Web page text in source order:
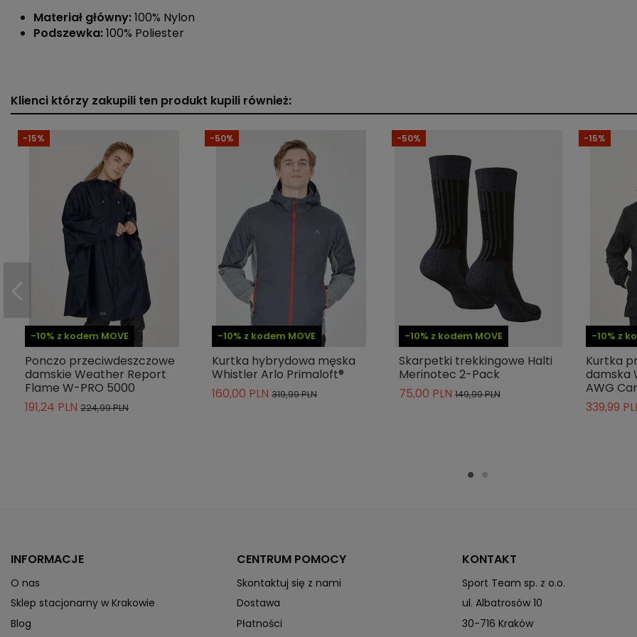
Materiał główny:100% Nylon
Podszewka:100% Poliester
Typ produktu
Materiał dominujący
Długość rękawa
Długi rękaw
Wiatroszczelność
Rodzaj zapięcia
Zamek pełny
Z kieszeniami
Technologia
PrimaLoft®
IndeksW231130-2105
ean135715350203579
» Podmiot odpowiedzialny
Klienci którzy zakupili ten produkt kupili również:
-10% z kodem MOVE
-15%
Ponczo przeciwdeszczowe
damskie Weather Report
Flame W-PRO 5000
191,24 PLN 224,99 PLN
-10% z kodem MOVE
-50%
Kurtka hybrydowa męska
Whistler Arlo Primaloft®
160,00 PLN 319,99 PLN
-10% z kodem MOVE
-50%
Skarpetki trekkingowe Halti
Merinotec 2-Pack
75,00 PLN 149,99 PLN
-10% z
-15%
Kurtka
damska
AWG
339,99
INFORMACJE
O nas
Sklep stacjonarny w Krakowie
Blog
CENTRUM POMOCY
Skontaktuj się z nami
Dostawa
Płatności
KONTAKT
Sport Team sp. z o.o.
ul. Albatrosów 10
30-716 Kraków